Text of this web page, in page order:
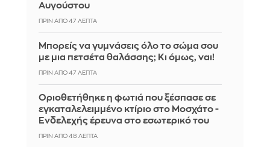
Αυγούστου
ΠΡΙΝ ΑΠΌ 47 ΛΕΠΤΆ
Μπορείς να γυμνάσεις όλο το σώμα σου
με μια πετσέτα θαλάσσης; Κι όμως, ναι!
ΠΡΙΝ ΑΠΌ 47 ΛΕΠΤΆ
Οριοθετήθηκε η φωτιά που ξέσπασε σε
εγκαταλελειμμένο κτίριο στο Μοσχάτο -
Ενδελεχής έρευνα στο εσωτερικό του
ΠΡΙΝ ΑΠΌ 48 ΛΕΠΤΆ